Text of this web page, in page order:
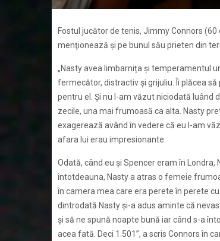
Fostul jucător de tenis, Jimmy Connors
menţionează şi pe bunul său prieten din
„Nasty avea limbarnița şi temperamentul
fermecător, distractiv şi grijuliu. Îi plăcea
pentru el. Şi nu l-am văzut niciodată luând
zecile, una mai frumoasă ca alta. Nasty
exagerează având în vedere că eu l-am
afara lui erau impresionante.
Odată, când eu şi Spencer eram în
întotdeauna, Nasty a atras o femeie
în camera mea care era perete în perete
dintrodată Nasty şi-a adus aminte că
şi să ne spună noapte bună iar când s-a
acea fată. Deci 1.501”, a scris Connors în